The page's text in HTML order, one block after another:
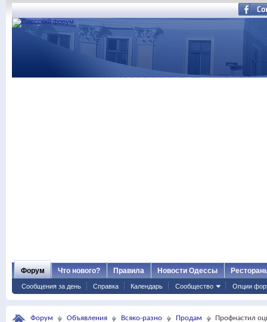
Форум
Сообщения за день Справка Календарь Сообщество Опции
Что нового? Правила Новости Одессы
Форум Объявления Всяко-разно Продам Профнастил